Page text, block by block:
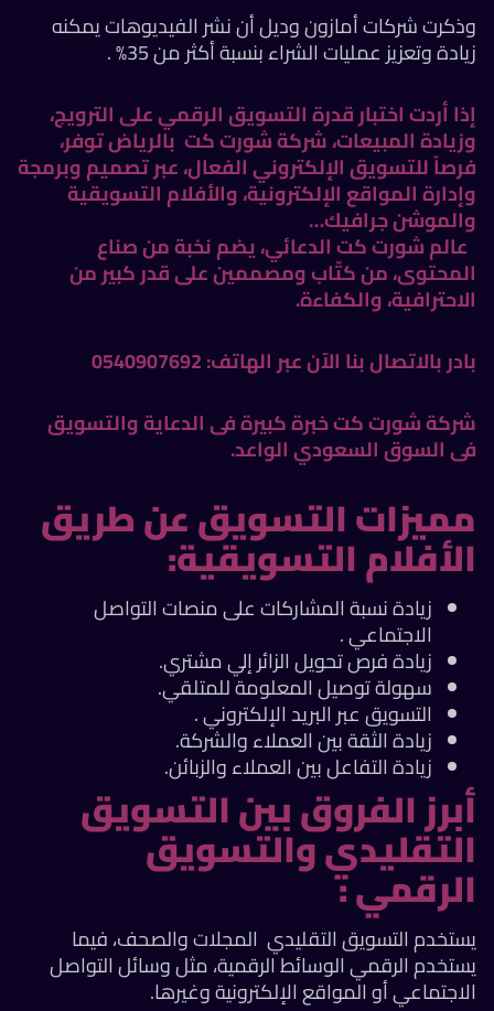
وذكرت شركات أمازون وديل أن نشر الفيديوهات يمكنه
زيادة وتعزيز عمليات الشراء بنسبة أكثر من 35% .
إذا أردت اختبار قدرة التسويق الرقمي على الترويج،
وزيادة المبيعات،شركةشورت كت بالرياضتوفر،
فرصاً للتسويق الإلكتروني الفعال، عبر تصميم وبرمجة
وإدارة المواقع الإلكترونية، والأفلام التسويقية
والموشن جرافيك…
عالمشورت كتالدعائي، يضم نخبة من صناع
المحتوى، من كتّاب ومصممين على قدر كبير من
الاحترافية، والكفاءة.
بادر بالاتصال بنا الآن عبر الهاتف: 0540907692
شركةشورت كتخبرة كبيرة فى الدعاية والتسويق
فى السوق السعودي الواعد.
مميزات التسويق عن طريق
الأفلام التسويقية:
زيادة نسبة المشاركات على منصات التواصل
الاجتماعي .
زيادة فرص تحويل الزائر إلي مشتري.
سهولة توصيل المعلومة للمتلقي.
التسويق عبر البريد الإلكتروني .
زيادة الثقة بين العملاء والشركة.
زيادة التفاعل بين العملاء والزبائن.
أبرز الفروق بين التسويق
التقليدي والتسويق
الرقمي :
يستخدم التسويق التقليدي المجلات والصحف، فيما
يستخدم الرقمي الوسائط الرقمية، مثل وسائل التواصل
الاجتماعي أو المواقع الإلكترونية وغيرها.